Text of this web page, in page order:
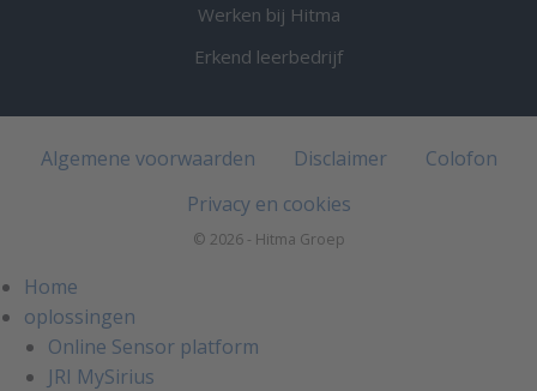
Werken bij Hitma
Erkend leerbedrijf
Algemene voorwaarden Disclaimer
Colofon
Privacy en cookies
© 2026 - Hitma Groep
Home
oplossingen
Online Sensor platform
JRI MySirius